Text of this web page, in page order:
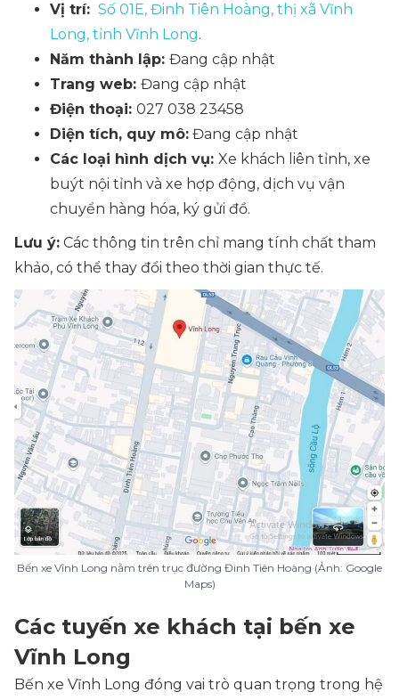
Vị trí: Số 01E, Đinh Tiên Hoàng, thị xã Vĩnh
Long, tỉnh Vĩnh Long.
Năm thành lập: Đang cập nhật
Trang web: Đang cập nhật
Điện thoại: 027 038 23458
Diện tích, quy mô: Đang cập nhật
Các loại hình dịch vụ: Xe khách liên tỉnh, xe
buýt nội tỉnh và xe hợp động, dịch vụ vận
chuyển hàng hóa, ký gửi đồ.
Lưu ý: Các thông tin trên chỉ mang tính chất tham
khảo, có thể thay đổi theo thời gian thực tế.
Bến xe Vĩnh Long nằm trên trục đường Đinh Tiên Hoàng (Ảnh: Google
Maps)
Các tuyến xe khách tại bến xe
Vĩnh Long
Bến xe Vĩnh Long đóng vai trò quan trọng trong hệ